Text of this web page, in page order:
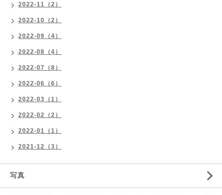
2022-11（2）
2022-10（2）
2022-09（4）
2022-08（4）
2022-07（8）
2022-06（6）
2022-03（1）
2022-02（2）
2022-01（1）
2021-12（3）
写真